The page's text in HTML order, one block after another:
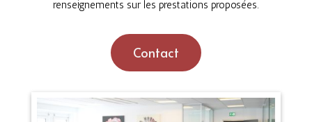
renseignements sur les prestations proposées.
Contact